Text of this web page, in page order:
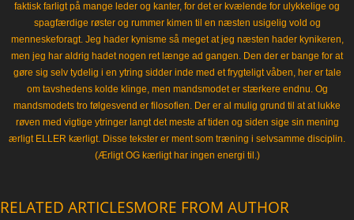
faktisk farligt på mange leder og kanter, for det er kvælende for ulykkelige og
spagfærdige røster og rummer kimen til en næsten usigelig vold og
menneskeforagt. Jeg hader kynisme så meget at jeg næsten hader kynikeren,
men jeg har aldrig hadet nogen ret længe ad gangen. Den der er bange for at
gøre sig selv tydelig i en ytring sidder inde med et frygteligt våben, her er tale
om tavshedens kolde klinge, men mandsmodet er stærkere endnu. Og
mandsmodets tro følgesvend er filosofien. Der er al mulig grund til at at lukke
røven med vigtige ytringer langt det meste af tiden og siden sige sin mening
ærligt ELLER kærligt. Disse tekster er ment som træning i selvsamme disciplin.
(Ærligt OG kærligt har ingen energi til.)
RELATED ARTICLESMORE FROM AUTHOR